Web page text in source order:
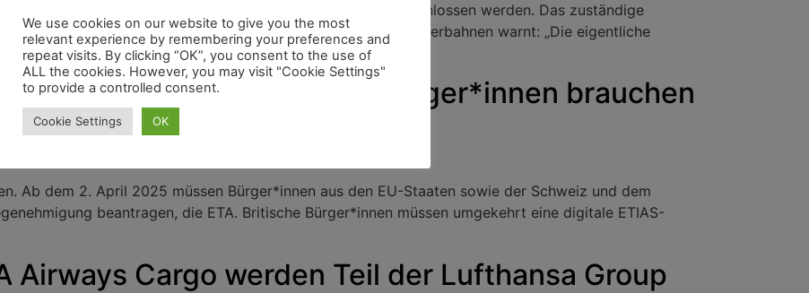
2025 bis 30. April 2026 für eine Generalsanierung geschlossen werden. Das zuständige
einrichten. Der Dachverband der nicht bundeseigenen Güterbahnen warnt: „Die eigentliche
die Grenzen: Auch EU-Bürger*innen brauchen
Ab dem 2. April 2025 müssen Bürger*innen aus den EU-Staaten sowie der Schweiz und dem
beantragen, die ETA. Britische Bürger*innen müssen umgekehrt eine digitale ETIAS-
Airways Cargo werden Teil der Lufthansa Group
We use cookies on our website to give you the most
relevant experience by remembering your preferences and
repeat visits. By clicking “OK”, you consent to the use of
ALL the cookies. However, you may visit "Cookie Settings"
to provide a controlled consent.
Cookie Settings OK